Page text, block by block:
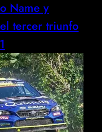
Name y
tercer triunfo